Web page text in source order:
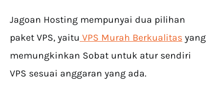
Jagoan Hosting mempunyai dua pilihan
paket VPS, yaitu VPS Murah Berkualitas yang
memungkinkan Sobat untuk atur sendiri
VPS sesuai anggaran yang ada.